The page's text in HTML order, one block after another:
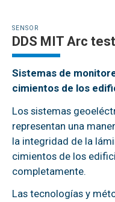
SENSOR
DDS MIT Arc test
Sistemas de
cimientos de los
Los sistemas
representan una
la integridad de la
cimientos de los
completamente.
Las tecnologías y